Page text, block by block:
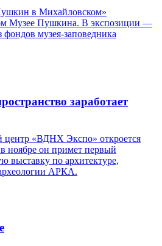
в Михайловском»
Музее Пушкина. В экспозиции —
фондов музея-заповедника
заработает
центр «ВДНХ Экспо» откроется
ноябре он примет первый
по архитектуре,
АРКА.